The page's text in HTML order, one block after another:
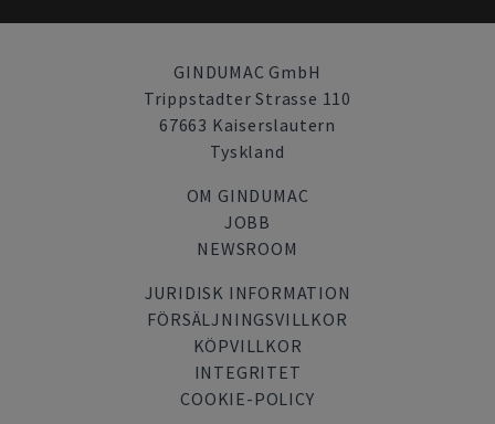
GINDUMAC GmbH
Trippstadter Strasse 110
67663 Kaiserslautern
Tyskland
OM GINDUMAC
JOBB
NEWSROOM
JURIDISK INFORMATION
FÖRSÄLJNINGSVILLKOR
KÖPVILLKOR
INTEGRITET
COOKIE-POLICY